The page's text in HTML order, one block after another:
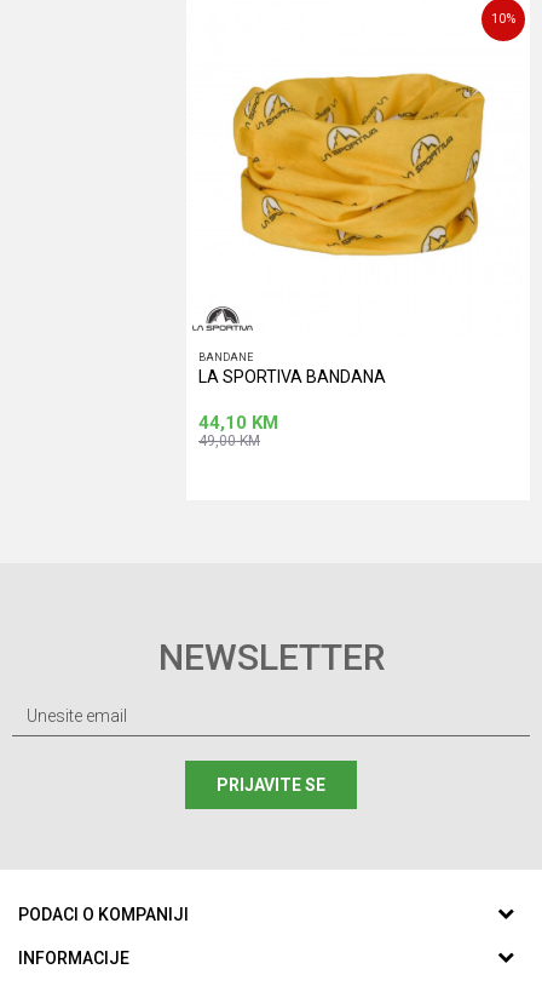
POŠALJI
10%
BANDANE
LA SPORTIVA BANDANA
44,10 KM
49,00KM
NEWSLETTER
PRIJAVITE SE
PODACI O KOMPANIJI
ABC SPORTING d.o.o.
INFORMACIJE